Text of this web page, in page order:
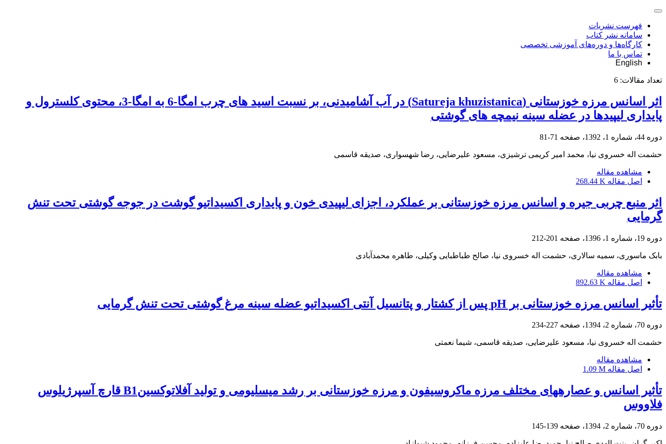
فهرست نشریات
سامانه نشر کتاب
کارگاه‌ها و دوره‌های آموزشی تخصصی
تماس با ما
English
تعداد مقالات: 6
اثر اسانس مرزه خوزستانی (Satureja khuzistanica) در آب آشامیدنی، بر نسبت اسید های چرب امگا-6 به امگا-3، محتوی کلسترول و
پایداری لیپیدها در عضله سینه نیمچه های گوشتی
دوره 44، شماره 1، 1392، صفحه 71-81
حشمت اله خسروی نیا، محمد امیر کریمی ترشیزی، مسعود علیرضایی، رضا شهسواری، صدیقه قاسمی
مشاهده مقاله
اصل مقاله 268.44 K
اثر منبع چربی جیره و اسانس مرزه خوزستانی بر عملکرد، اجزای لیپیدی خون و پایداری اکسیداتیو گوشت در جوجه گوشتی تحت تنش
گرمایی
دوره 19، شماره 1، 1396، صفحه 201-212
بابک ماسوری، سمیه سالاری، حشمت اله خسروی نیا، صالح طباطبایی وکیلی، طاهره محمدآبادی
مشاهده مقاله
اصل مقاله 892.63 K
تأثیر اسانس مرزه خوزستانی بر pH پس از کشتار و پتانسیل آنتی اکسیداتیو عضله سینه مرغ گوشتی تحت تنش گرمایی
دوره 70، شماره 2، 1394، صفحه 227-234
حشمت اله خسروی نیا، مسعود علیرضایی، صدیقه قاسمی، شیما نعمتی
مشاهده مقاله
اصل مقاله 1.09 M
تأثیر اسانس و عصارههای مختلف مرزه ماکروسیفون و مرزه خوزستانی بر رشد میسلیومی و تولید آفلاتوکسینB1 قارچ آسپرژیلوس
فلاووس
دوره 70، شماره 2، 1394، صفحه 139-145